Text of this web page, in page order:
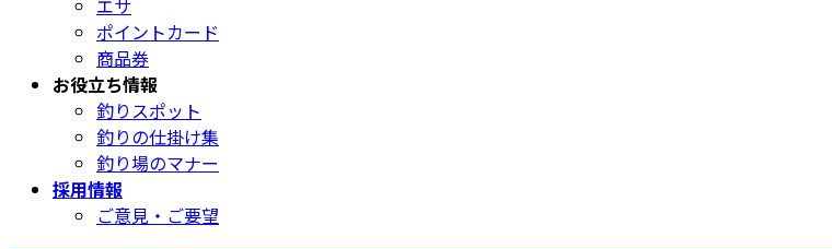
エサ
ポイントカード
商品券
お役立ち情報
釣りスポット
釣りの仕掛け集
釣り場のマナー
採用情報
ご意見・ご要望